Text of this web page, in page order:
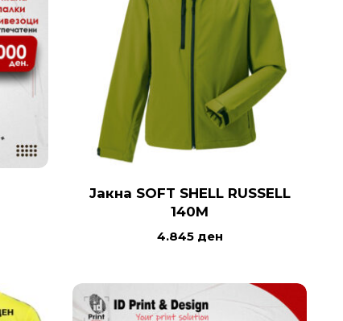
Јакна SOFT SHELL RUSSELL
140M
4.845 ден